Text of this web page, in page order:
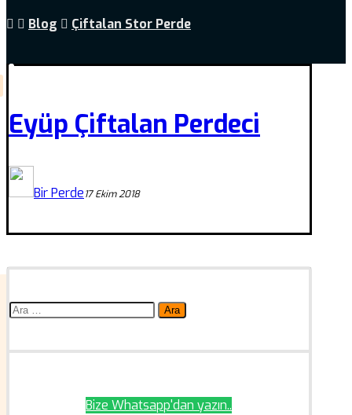
Blog Çiftalan Stor Perde
Eyüp Çiftalan Perdeci
Bir Perde17 Ekim 2018
Arama:
Bize Whatsapp'dan yazın..